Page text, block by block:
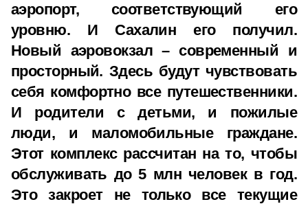
аэропорт, соответствующий его
уровню. И Сахалин его получил.
Новый аэровокзал – современный и
просторный. Здесь будут чувствовать
себя комфортно все путешественники.
И родители с детьми, и пожилые
люди, и маломобильные граждане.
Этот комплекс рассчитан на то, чтобы
обслуживать до 5 млн человек в год.
Это закроет не только все текущие